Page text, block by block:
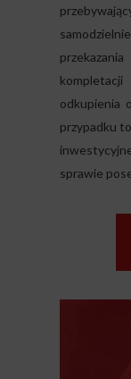
odkupienia
przypadku
sprawie